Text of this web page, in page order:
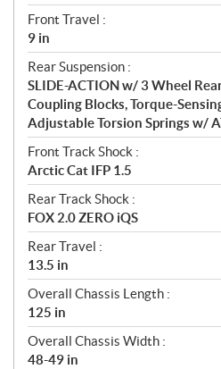
Front Travel :
9 in
Rear Suspension :
SLIDE-ACTION w/ 3 Wheel
Coupling Blocks, Torque-
Adjustable Torsion Springs w/
Front Track Shock :
Arctic Cat IFP 1.5
Rear Track Shock :
FOX 2.0 ZERO iQS
Rear Travel :
13.5 in
Overall Chassis Length :
125 in
Overall Chassis Width :
48-49 in